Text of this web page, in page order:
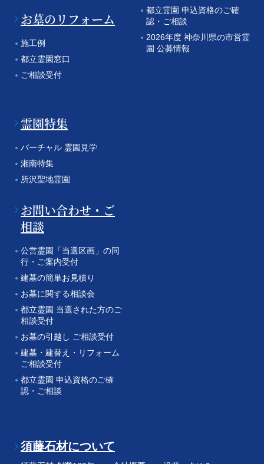
お墓のリフォーム
施工例
都立霊園窓口
ご相談受付
都立霊園 申込資格のご確
認・ご相談
2026年度 神奈川県の市営霊
園 公募情報
霊園特集
バーチャル 霊園見学
湘南特集
所沢聖地霊園
お問い合わせ・ご
相談
公営霊園「当選区画」の同
行・ご案内受付
建墓の簡単お見積り
お墓に関する相談会
都立霊園 当選された方のご
相談受付
お墓の引越し ご相談受付
建墓・建替え・リフォーム
ご相談受付
都立霊園 申込資格のご確
認・ご相談
須藤石材について